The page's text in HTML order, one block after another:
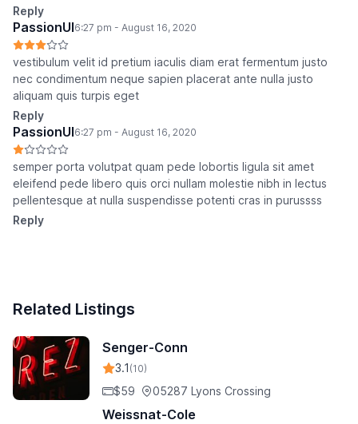
Reply
PassionUI6:27 pm - August 16, 2020
vestibulum velit id pretium iaculis diam erat fermentum justo
nec condimentum neque sapien placerat ante nulla justo
aliquam quis turpis eget
Reply
PassionUI6:27 pm - August 16, 2020
semper porta volutpat quam pede lobortis ligula sit amet
eleifend pede libero quis orci nullam molestie nibh in lectus
pellentesque at nulla suspendisse potenti cras in purussss
Reply
Related Listings
Senger-Conn
3.1 (10)
$59 05287 Lyons Crossing
Weissnat-Cole